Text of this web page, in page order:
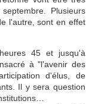
Plusieurs
l'autre, sont en effet
45 et jusqu'à
à "l'avenir des
d'élus, de
Il y sera question